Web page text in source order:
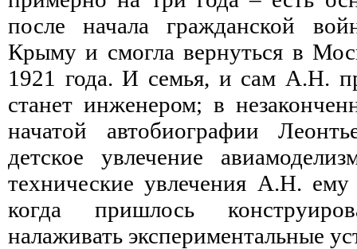
после начала гражданской
Крыму и смогла вернуться в
1921 года. И семья, и сам А.Н.
станет инженером; в
начатой автобиографии
детское увлечение
технические увлечения А.Н. ему
когда пришлось
налаживать экспериментальные